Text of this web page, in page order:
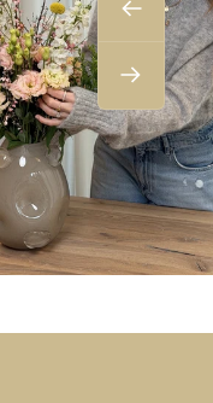
Zurück
Weiter